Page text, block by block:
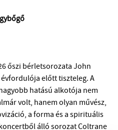
ÉS KÖNYVTÁR
2019
őszi bérletsorozata John
előtt tiszteleg. A
hatású alkotója nem
volt, hanem olyan művész,
a forma és a spirituális
álló sorozat Coltrane